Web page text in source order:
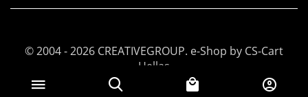
© 2004 - 2026 CREATIVEGROUP. e-Shop by CS-Cart
Hellas
50 Προσθήκη στο Καλάθι